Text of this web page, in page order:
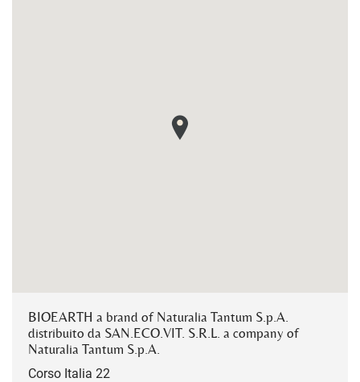
BIOEARTH a brand of Naturalia Tantum S.p.A.
distribuito da SAN.ECO.VIT. S.R.L. a company of
Naturalia Tantum S.p.A.
Corso Italia 22